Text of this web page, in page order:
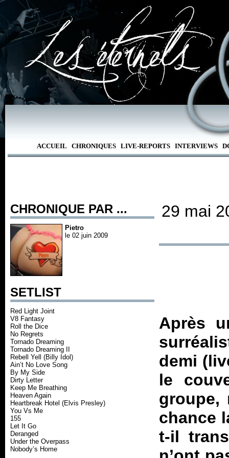
ACCUEIL CHRONIQUES LIVE-REPORTS INTERVIEWS
CHRONIQUE PAR ...
Pietro
le 02 juin 2009
SETLIST
Red Light Joint
V8 Fantasy
Roll the Dice
No Regrets
Tornado Dreaming
Tornado Dreaming II
Rebell Yell (Billy Idol)
Ain’t No Love Song
By My Side
Dirty Letter
Keep Me Breathing
Heaven Again
Heartbreak Hotel (Elvis Presley)
You Vs Me
155
Let It Go
Deranged
Under the Overpass
Nobody’s Home
29 mai
Après
demi
le
groupe,
chance
t-il